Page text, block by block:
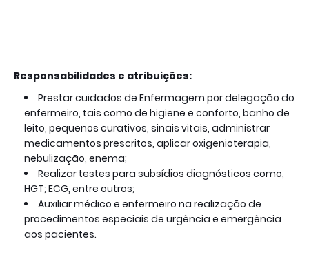
Responsabilidades e atribuições:
Prestar cuidados de Enfermagem por delegação do
enfermeiro, tais como de higiene e conforto, banho de
leito, pequenos curativos, sinais vitais, administrar
medicamentos prescritos, aplicar oxigenioterapia,
nebulização, enema;
Realizar testes para subsídios diagnósticos como,
HGT; ECG, entre outros;
Auxiliar médico e enfermeiro na realização de
procedimentos especiais de urgência e emergência
aos pacientes.